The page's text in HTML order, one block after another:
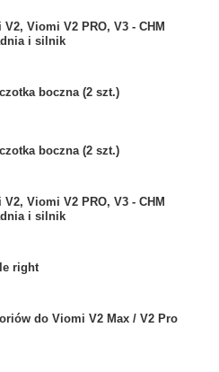
Viomi V2 PRO, V3 - CHM
i silnik
boczna (2 szt.)
boczna (2 szt.)
Viomi V2 PRO, V3 - CHM
i silnik
right
do Viomi V2 Max / V2 Pro